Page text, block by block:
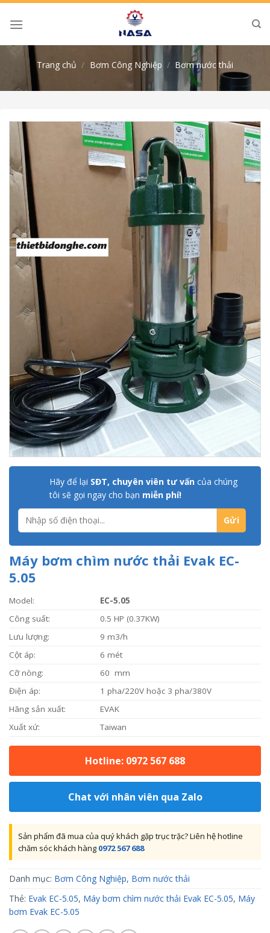
Skip
Trang chủ / Bơm Công Nghiệp / Bơm nước thải
Hãy để lại SĐT, chuyên viên tư vấn của chúng
tôi sẽ gọi ngay cho bạn miễn phí!
Máy bơm chìm nước thải Evak EC-
5.05
Model:
EC-5.05
Công suất:
0.5 HP (0.37KW)
Lưu lượng:
9 m3/h
Cột áp:
6 mét
Cỡ nòng:
60 mm
Điện áp:
1 pha/220V hoặc 3 pha/380V
Hãng sản xuất:
EVAK
Xuất xứ:
Taiwan
Hotline: 0972 567 688
Chat với nhân viên qua Zalo
Sản phẩm đã mua của quý khách gặp trục trặc? Liên hệ hotline
chăm sóc khách hàng 0972 567 688
Danh mục: Bơm Công Nghiệp, Bơm nước thải
Thẻ: Evak EC-5.05, Máy bơm chìm nước thải Evak EC-5.05, Máy
bơm Evak EC-5.05